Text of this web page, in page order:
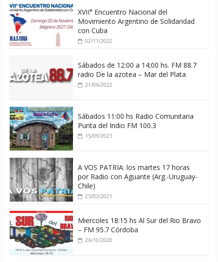
XVII° Encuentro Nacional del
Movimiento Argentino de Solidaridad
con Cuba
02/11/2022
Sábados de 12:00 a 14;00 hs. FM 88.7
radio De la azotea – Mar del Plata
21/06/2022
Sábados 11:00 hs Radio Comunitaria
Punta del Indio FM 100.3
15/09/2021
A VOS PATRIA: los martes 17 horas
por Radio con Aguante (Arg.-Uruguay-
Chile)
25/03/2021
Miercoles 18:15 hs Al Sur del Rio Bravo
– FM 95.7 Córdoba
26/10/2020